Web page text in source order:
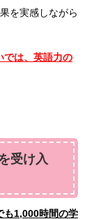
を実感しながら
では、英語力の
受け入
も1,000時間の学